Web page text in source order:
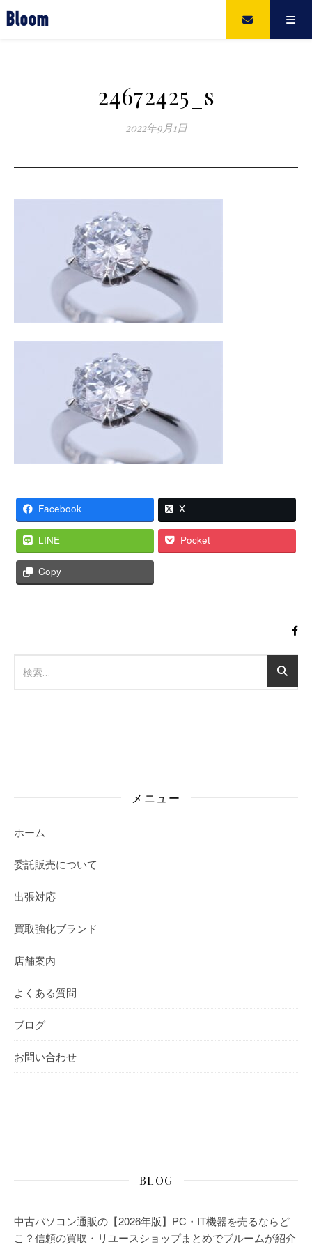
Bloom
24672425_s
2022年9月1日
Facebook X
LINE Pocket
Copy
メニュー
ホーム
委託販売について
出張対応
買取強化ブランド
店舗案内
よくある質問
ブログ
お問い合わせ
BLOG
中古パソコン通販の【2026年版】PC・IT機器を売るならど
こ？信頼の買取・リユースショップまとめでブルームが紹介